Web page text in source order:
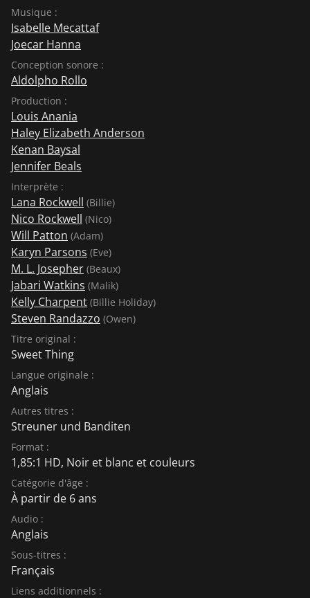
Musique :
Isabelle Mecattaf
Joecar Hanna
Conception sonore :
Aldolpho Rollo
Production :
Louis Anania
Haley Elizabeth Anderson
Kenan Baysal
Jennifer Beals
Interprète :
Lana Rockwell (Billie)
Nico Rockwell (Nico)
Will Patton (Adam)
Karyn Parsons (Eve)
M. L. Josepher (Beaux)
Jabari Watkins (Malik)
Kelly Charpent (Billie Holiday)
Steven Randazzo (Owen)
Titre original :
Sweet Thing
Langue originale :
Anglais
Autres titres :
Streuner und Banditen
Format :
1,85:1 HD, Noir et blanc et couleurs
Catégorie d'âge :
À partir de 6 ans
Audio :
Anglais
Sous-titres :
Français
Liens additionnels :